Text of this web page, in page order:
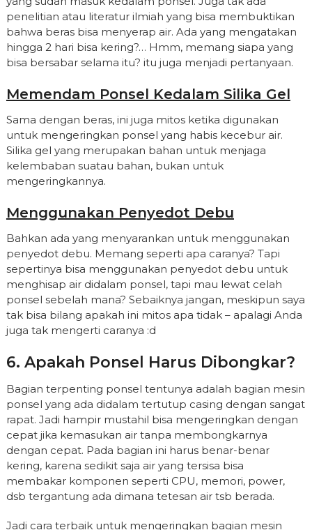
penelitian atau literatur ilmiah yang bisa membuktikan
bahwa beras bisa menyerap air. Ada yang mengatakan
hingga 2 hari bisa kering?… Hmm, memang siapa yang
bisa bersabar selama itu? itu juga menjadi pertanyaan.
Memendam Ponsel Kedalam Silika Gel
Sama dengan beras, ini juga mitos ketika digunakan
untuk mengeringkan ponsel yang habis kecebur air.
Silika gel yang merupakan bahan untuk menjaga
kelembaban suatau bahan, bukan untuk
mengeringkannya.
Menggunakan Penyedot Debu
Bahkan ada yang menyarankan untuk menggunakan
penyedot debu. Memang seperti apa caranya? Tapi
sepertinya bisa menggunakan penyedot debu untuk
menghisap air didalam ponsel, tapi mau lewat celah
ponsel sebelah mana? Sebaiknya jangan, meskipun saya
tak bisa bilang apakah ini mitos apa tidak – apalagi Anda
juga tak mengerti caranya :d
6. Apakah Ponsel Harus Dibongkar?
Bagian terpenting ponsel tentunya adalah bagian mesin
ponsel yang ada didalam tertutup casing dengan sangat
rapat. Jadi hampir mustahil bisa mengeringkan dengan
cepat jika kemasukan air tanpa membongkarnya
dengan cepat. Pada bagian ini harus benar-benar
kering, karena sedikit saja air yang tersisa bisa
membakar komponen seperti CPU, memori, power,
dsb tergantung ada dimana tetesan air tsb berada.
Jadi cara terbaik untuk mengeringkan bagian mesin